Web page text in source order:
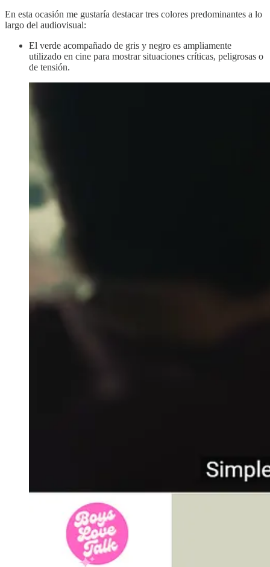
En esta ocasión me gustaría destacar tres colores predominantes a lo
largo del audiovisual:
El verde acompañado de gris y negro es ampliamente
utilizado en cine para mostrar situaciones críticas, peligrosas o
de tensión.